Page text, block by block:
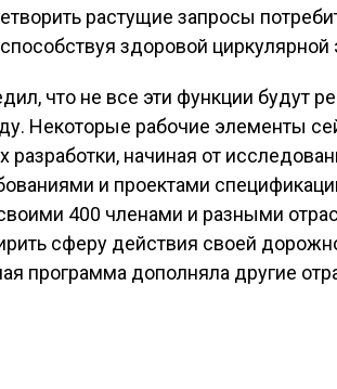
растущие запросы
здоровой циркулярной
что не все эти функции будут
Некоторые рабочие элементы
разработки, начиная от
и проектами
400 членами и разными
сферу действия своей
программа дополняла другие